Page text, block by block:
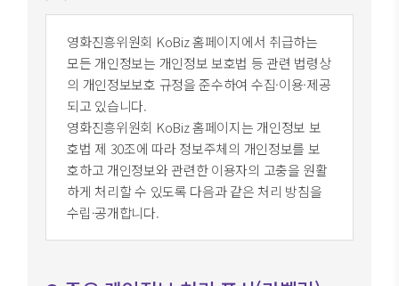
영화진흥위원회 KoBiz 홈페이지에서 취급하는
모든 개인정보는 개인정보 보호법 등 관련 법령상
의 개인정보보호 규정을 준수하여 수집·이용·제공
되고 있습니다.
영화진흥위원회 KoBiz 홈페이지는 개인정보 보
호법 제 30조에 따라 정보주체의 개인정보를 보
호하고 개인정보와 관련한 이용자의 고충을 원활
하게 처리할 수 있도록 다음과 같은 처리 방침을
수립·공개합니다.